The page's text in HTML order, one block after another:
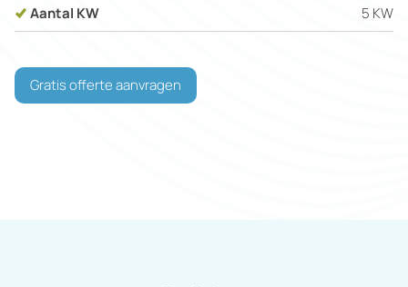
Aantal KW
5 KW
Gratis offerte aanvragen